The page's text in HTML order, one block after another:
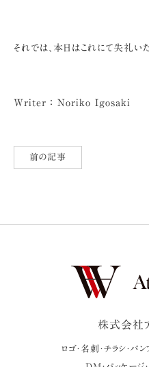
それでは、本日はこれにて失礼いた
Writer ： Noriko Igosaki
前の記事
株式会社
ロゴ・名刺・チラシ・パン